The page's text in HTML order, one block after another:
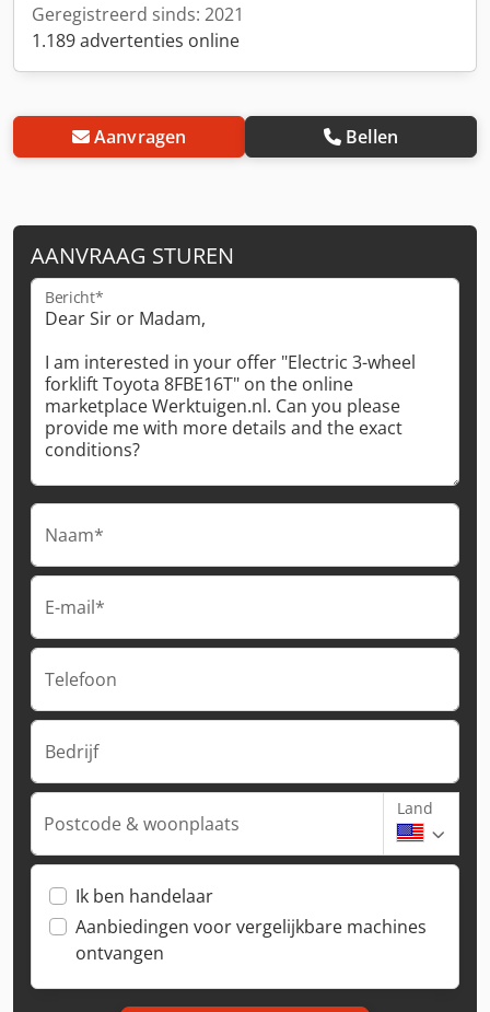
Geregistreerd sinds: 2021
1.189 advertenties online
Aanvragen Bellen
AANVRAAG STUREN
Bericht*
Naam*
E-mail*
Telefoon
Bedrijf
Postcode & woonplaats
Land
Ik ben handelaar
Aanbiedingen voor vergelijkbare machines
ontvangen